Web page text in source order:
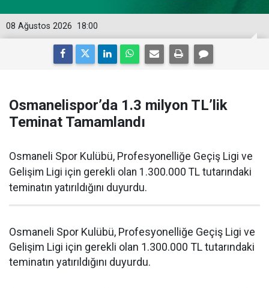
18:00
08 Ağustos 2026
Osmanelispor’da 1.3 milyon TL’lik
Teminat Tamamlandı
Osmaneli Spor Kulübü, Profesyonelliğe Geçiş Ligi ve
Gelişim Ligi için gerekli olan 1.300.000 TL tutarındaki
teminatın yatırıldığını duyurdu.
Osmaneli Spor Kulübü, Profesyonelliğe Geçiş Ligi ve
Gelişim Ligi için gerekli olan 1.300.000 TL tutarındaki
teminatın yatırıldığını duyurdu.